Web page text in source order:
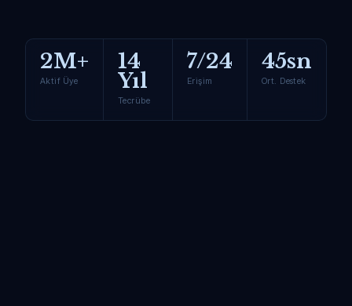
2M+
Aktif Üye
14
Yıl
Tecrübe
7/24
Erişim
45sn
Ort. Destek